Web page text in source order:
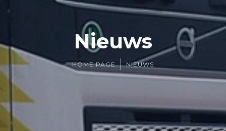
Nieuws
HOME PAGE NIEUWS